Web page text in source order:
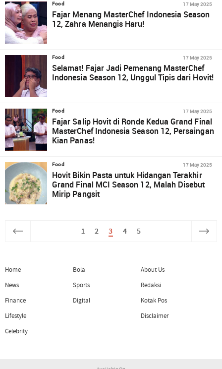
Food 17 May 2025
Fajar Menang MasterChef Indonesia Season
12, Zahra Menangis Haru!
Food 17 May 2025
Selamat! Fajar Jadi Pemenang MasterChef
Indonesia Season 12, Unggul Tipis dari Hovit!
Food 17 May 2025
Fajar Salip Hovit di Ronde Kedua Grand Final
MasterChef Indonesia Season 12, Persaingan
Kian Panas!
Food 17 May 2025
Hovit Bikin Pasta untuk Hidangan Terakhir
Grand Final MCI Season 12, Malah Disebut
Mirip Pangsit
1 2 3 4 5
Home
News
Finance
Lifestyle
Celebrity
Bola
Sports
Digital
About Us
Redaksi
Kotak Pos
Disclaimer